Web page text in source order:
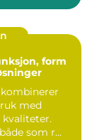
med
kvaliteter.
som r...